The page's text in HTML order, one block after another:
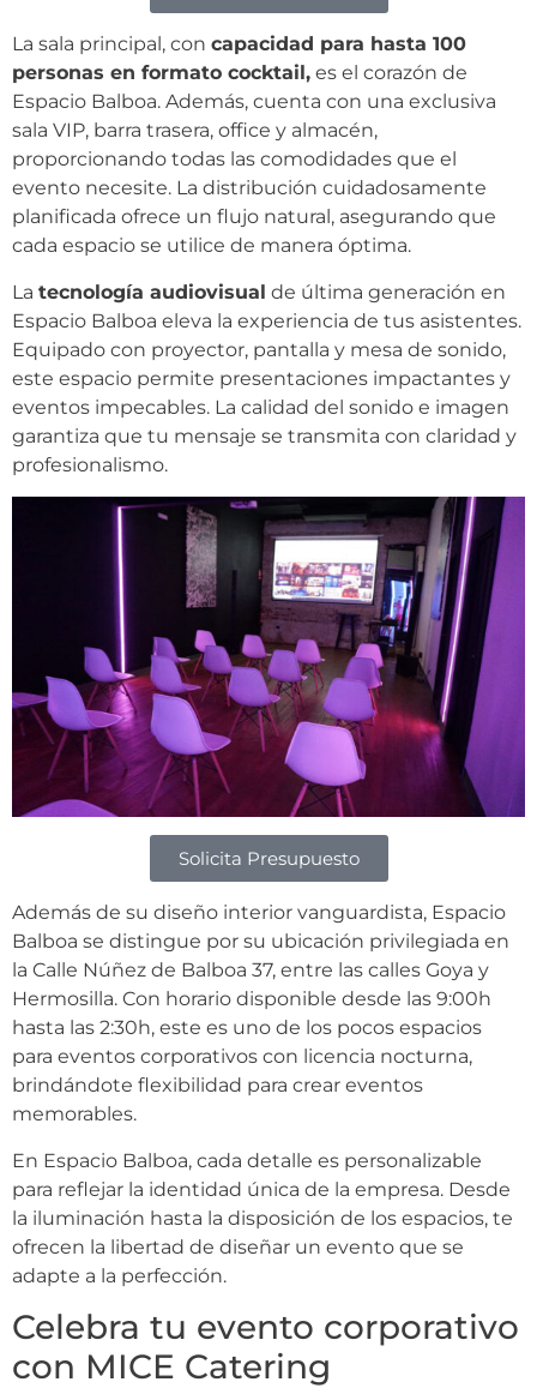
La sala principal, con capacidad para hasta 100
personas en formato cocktail, es el corazón de
Espacio Balboa. Además, cuenta con una exclusiva
sala VIP, barra trasera, office y almacén,
proporcionando todas las comodidades que el
evento necesite. La distribución cuidadosamente
planificada ofrece un flujo natural, asegurando que
cada espacio se utilice de manera óptima.
La tecnología audiovisual de última generación en
Espacio Balboa eleva la experiencia de tus asistentes.
Equipado con proyector, pantalla y mesa de sonido,
este espacio permite presentaciones impactantes y
eventos impecables. La calidad del sonido e imagen
garantiza que tu mensaje se transmita con claridad y
profesionalismo.
Solicita Presupuesto
Además de su diseño interior vanguardista, Espacio
Balboa se distingue por su ubicación privilegiada en
la Calle Núñez de Balboa 37, entre las calles Goya y
Hermosilla. Con horario disponible desde las 9:00h
hasta las 2:30h, este es uno de los pocos espacios
para eventos corporativos con licencia nocturna,
brindándote flexibilidad para crear eventos
memorables.
En Espacio Balboa, cada detalle es personalizable
para reflejar la identidad única de la empresa. Desde
la iluminación hasta la disposición de los espacios, te
ofrecen la libertad de diseñar un evento que se
adapte a la perfección.
Celebra tu evento corporativo
con MICE Catering